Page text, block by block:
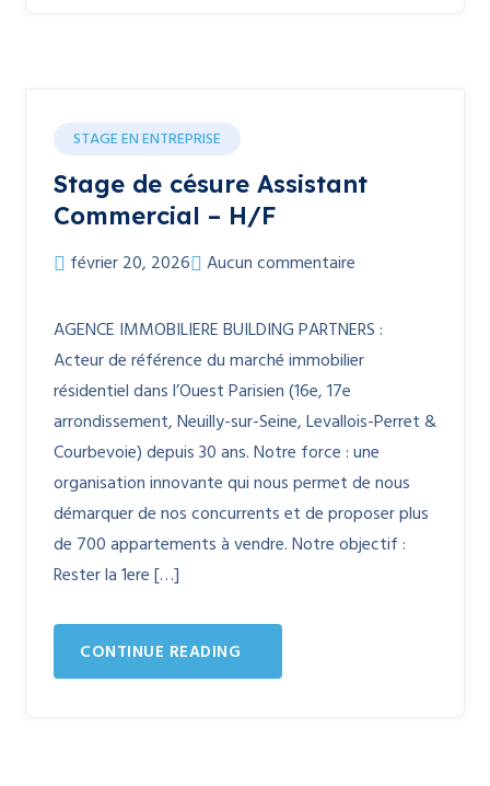
STAGE EN ENTREPRISE
Stage de césure Assistant
Commercial – H/F
février 20, 2026 Aucun commentaire
AGENCE IMMOBILIERE BUILDING PARTNERS :
Acteur de référence du marché immobilier
résidentiel dans l’Ouest Parisien (16e, 17e
arrondissement, Neuilly-sur-Seine, Levallois-Perret &
Courbevoie) depuis 30 ans. Notre force : une
organisation innovante qui nous permet de nous
démarquer de nos concurrents et de proposer plus
de 700 appartements à vendre. Notre objectif :
Rester la 1ere […]
CONTINUE READING